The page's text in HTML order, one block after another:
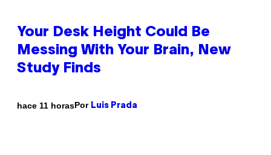
Your Desk Height Could Be
Messing With Your Brain, New
Study Finds
hace 11 horasPor Luis Prada